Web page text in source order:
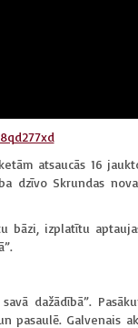
atsaucās 16
dzīvo Skrundas
izplatītu
dažādībā”.
pasaulē. Galvenais